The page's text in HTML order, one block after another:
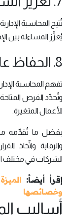
تُتيح المحاسبة
يُعزِّز المساءلة بين
8. الحفاظ على التنافسية:
تفهم المحاسبة
وتُحدِّد الفرص
الأعمال المتغيرة.
بفضل ما تُقدِّمه
والرقابة واتِّخاذ
الشركات في مختلف
إقرأ أيضاً:
وخصائصها
أساليب